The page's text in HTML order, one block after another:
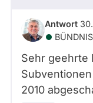
Antwort
Sehr geehrte
2010